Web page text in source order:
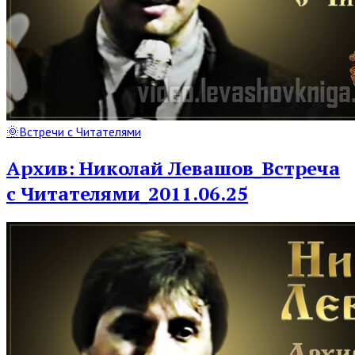
Read
Post
🌞Встречи с Читателями
Архив: Николай Левашов_Встреча
с Читателями_2011.06.25